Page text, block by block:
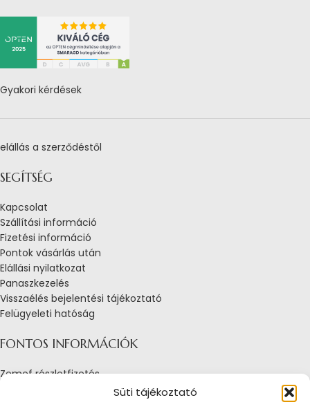
Süti tájékoztató
Gyakori kérdések
elállás a szerződéstől
SEGÍTSÉG
Kapcsolat
Szállítási információ
Fizetési információ
Pontok vásárlás után
Elállási nyilatkozat
Panaszkezelés
Visszaélés bejelentési tájékoztató
Felügyeleti hatóság
FONTOS INFORMÁCIÓK
Zemef részletfizetés
Adatkezelési tájékoztató